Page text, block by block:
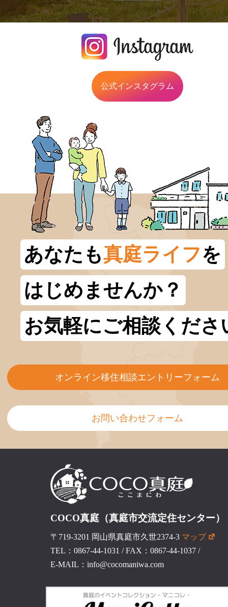
公式インスタグラム
あなたも真庭ライフを
はじめませんか？
お気軽にご相談くださ
オンライン移住相談エントリーフォーム
お問い合わせフォーム
COCO真庭（真庭市交流定住センター）
〒719-3201 岡山県真庭市久世2374-3 マップ
TEL：0867-44-1031 /FAX：0867-44-1037/
E-MAIL：info@cocomaniwa.com